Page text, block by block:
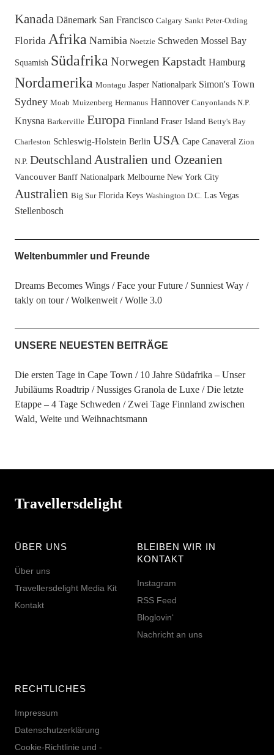
Kanada Dänemark San Francisco Calgary Sankt Peter-Ording
Florida Afrika Namibia Noetzie Schweden Mossel Bay
Squamish Südafrika Norwegen Kapstadt Hamburg
Nordamerika Montagu Jasper Nationalpark Simon's Town
Sydney Moab Muizenberg Hermanus Hannover Canyonlands N.P.
Knysna Barkerville Europa Finnland Fraser Island Betty's Bay
Charleston Schleswig-Holstein Berlin USA Cape Canaveral Zion
N.P. Deutschland Australien und Ozeanien
Vancouver Banff Nationalpark Melbourne New York City
Australien Big Sur Florida Keys Washington D.C. Las Vegas
Stellenbosch
Weltenbummler und Freunde
Dreams Becomes Wings Face your Future
Sunniest Way
takly on tour
Wolkenweit Wolle 3.0
UNSERE NEUESTEN BEITRÄGE
Die ersten Tage in Cape Town
10 Jahre Südafrika – Unser
Jubiläums Roadtrip
Nussiges Granola de Luxe
Die letzte
Etappe – 4 Tage Schweden
Zwei Tage Finnland zwischen
Wald, Weite und Weihnachtsmann
Travellersdelight
ÜBER UNS
Über uns
Travellersdelight Media Kit
Kontakt
BLEIBEN WIR IN
KONTAKT
Instagram
RSS Feed
Bloglovin‘
Nachricht an uns
RECHTLICHES
Impressum
Datenschutzerklärung
Cookie-Richtlinie und -